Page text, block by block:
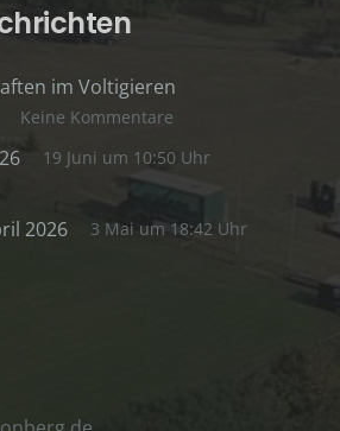
im Voltigieren
Keine Kommentare
19 Juni um 10:50 Uhr
2026
3 Mai um 18:42 Uhr